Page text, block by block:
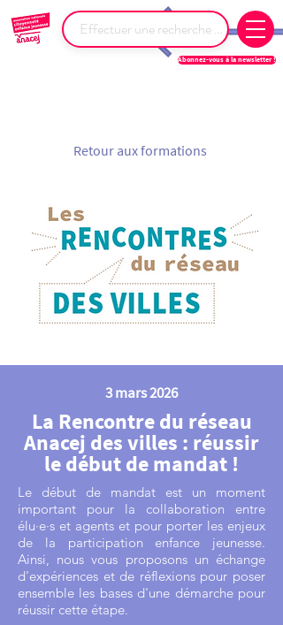
Abonnez-vous à la newsletter !
Retour aux formations
3 mars 2026
La Rencontre du réseau
Anacej des villes : réussir
le début de mandat !
Le début de mandat est un moment
important pour la collaboration entre
élu·e·s et agents et pour porter les enjeux
de la participation enfance jeunesse.
Ainsi, nous vous proposons un échange
d'expériences et de réflexions pour poser
ensemble les bases d'une démarche pour
réussir cette étape.